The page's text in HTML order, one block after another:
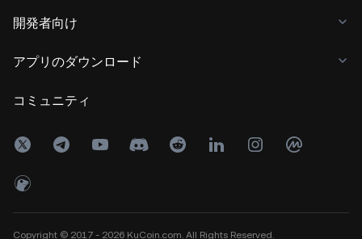
開発者向け
アプリのダウンロード
コミュニティ
Copyright © 2017 - 2026 KuCoin.com. All Rights Reserved.